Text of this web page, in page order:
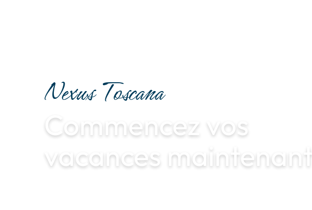
Nexus Toscana
Commencez vos
vacances maintenant !